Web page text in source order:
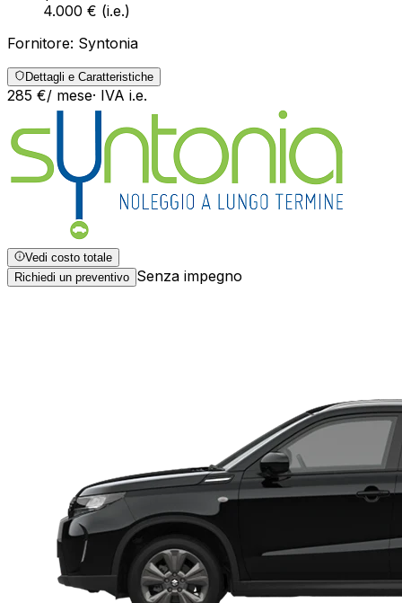
4.000 € (i.e.)
Fornitore: Syntonia
Dettagli e Caratteristiche
285 €/ mese· IVA i.e.
Vedi costo totale
Richiedi un preventivo Senza impegno